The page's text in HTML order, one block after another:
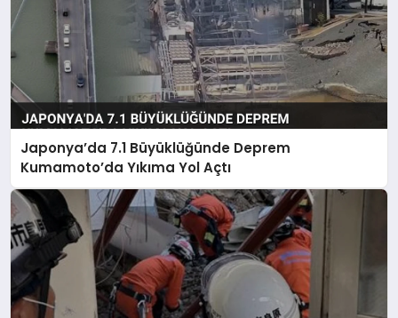
Japonya’da 7.1 Büyüklüğünde Deprem
Kumamoto’da Yıkıma Yol Açtı